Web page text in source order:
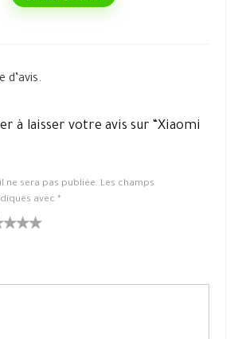
d’avis.
à laisser votre avis sur “Xiaomi
ne sera pas publiée. Les champs
avec *